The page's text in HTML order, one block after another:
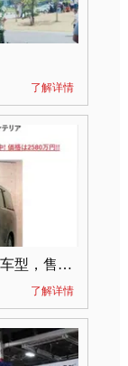
了解详情
雷克萨斯LM在日本本土竟属“进口”车型，售价2580万日元
了解详情